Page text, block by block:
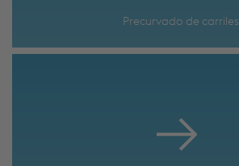
Precurvado de carriles